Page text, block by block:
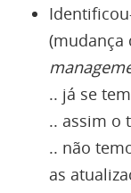
(mudança
.. já se
.. assim o
.. não
as